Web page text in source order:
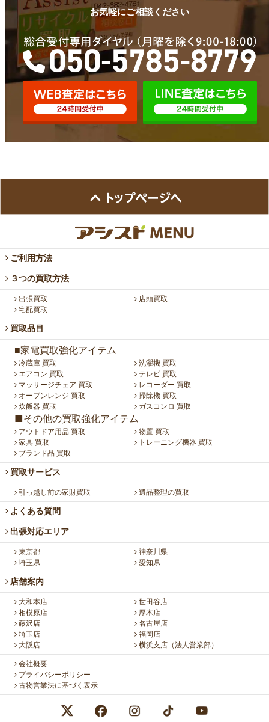
お気軽にご相談ください
ご利用方法
３つの買取方法
出張買取
店頭買取
宅配買取
買取品目
■家電買取強化アイテム
冷蔵庫 買取
洗濯機 買取
エアコン 買取
テレビ 買取
マッサージチェア 買取
レコーダー 買取
オーブンレンジ 買取
掃除機 買取
炊飯器 買取
ガスコンロ 買取
■その他の買取強化アイテム
アウトドア用品 買取
物置 買取
家具 買取
トレーニング機器 買取
ブランド品 買取
買取サービス
引っ越し前の家財買取 遺品整理の買取
よくある質問
出張対応エリア
東京都
神奈川県
埼玉県
愛知県
店舗案内
大和本店
世田谷店
相模原店
厚木店
藤沢店
名古屋店
埼玉店
福岡店
大阪店
横浜支店（法人営業部）
会社概要
プライバシーポリシー
古物営業法に基づく表示